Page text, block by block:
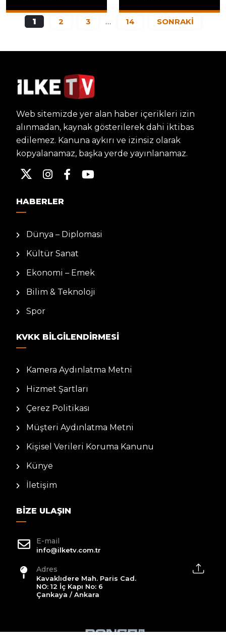
1 2 3 … 14 SONRAKİ
Web sitemizde yer alan haber içerikleri izin
alınmadan, kaynak gösterilerek dahi iktibas
edilemez. Kanuna aykırı ve izinsiz olarak
kopyalanamaz, başka yerde yayınlanamaz.
HABERLER
Dünya – Diplomasi
Kültür Sanat
Ekonomi – Emek
Bilim & Teknoloji
Spor
KVKK BILGILENDIRMESI
Kamera Aydınlatma Metni
Hizmet Şartları
Çerez Politikası
Müşteri Aydınlatma Metni
Kişisel Verileri Koruma Kanunu
Künye
İletişim
BIZE ULAŞIN
E-mail
info@ilketv.com.tr
Adres
Kavaklıdere Mah. Paris Cad.
NO: 12 İç Kapı No: 6
Çankaya / Ankara